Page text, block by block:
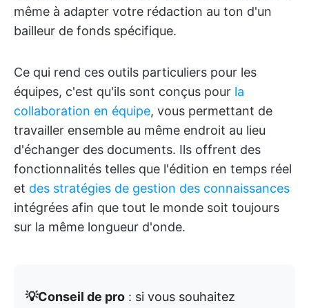
même à adapter votre rédaction au ton d'un
bailleur de fonds spécifique.
Ce qui rend ces outils particuliers pour les
équipes, c'est qu'ils sont conçus pour la
collaboration en équipe, vous permettant de
travailler ensemble au même endroit au lieu
d'échanger des documents. Ils offrent des
fonctionnalités telles que l'édition en temps réel
et des stratégies de gestion des connaissances
intégrées afin que tout le monde soit toujours
sur la même longueur d'onde.
💡Conseil de pro : si vous souhaitez